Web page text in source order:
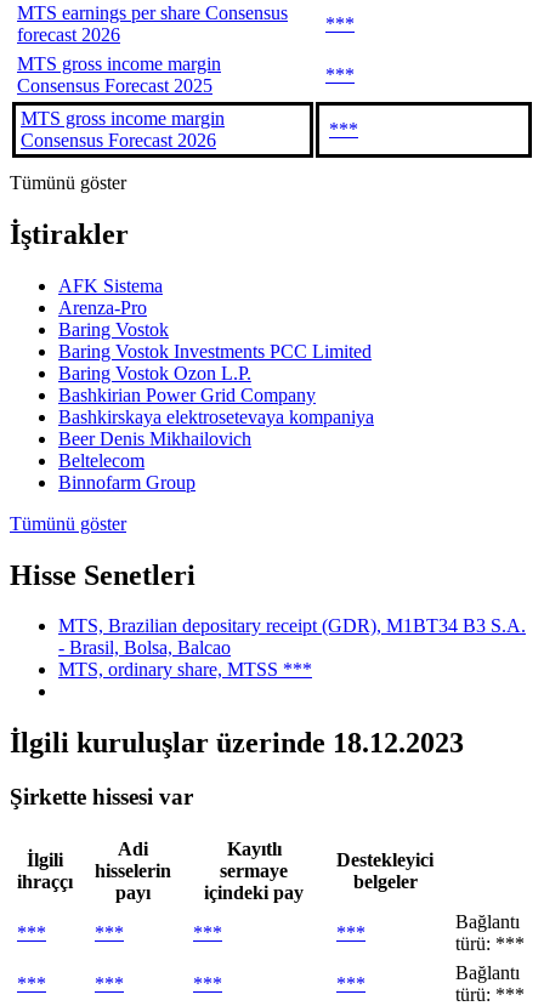
MTS earnings per share Consensus
forecast 2026
***
MTS gross income margin
Consensus Forecast 2025
***
MTS gross income margin
Consensus Forecast 2026
***
Tümünü göster
İştirakler
AFK Sistema
Arenza-Pro
Baring Vostok
Baring Vostok Investments PCC Limited
Baring Vostok Ozon L.P.
Bashkirian Power Grid Company
Bashkirskaya elektrosetevaya kompaniya
Beer Denis Mikhailovich
Beltelecom
Binnofarm Group
Tümünü göster
Hisse Senetleri
MTS, Brazilian depositary receipt (GDR), M1BT34 B3 S.A.
- Brasil, Bolsa, Balcao
MTS, ordinary share, MTSS ***
İlgili kuruluşlar üzerinde 18.12.2023
Şirkette hissesi var
İlgili
ihraççı
Adi
hisselerin
payı
Kayıtlı
sermaye
içindeki pay
Destekleyici
belgeler
*** *** *** ***
Bağlantı
türü: ***
***
*** *** ***
Bağlantı
türü: ***